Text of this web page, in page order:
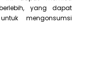
yang dapat
mengonsumsi